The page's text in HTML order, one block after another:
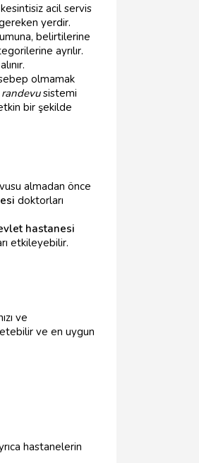
acil servis
yerdir.
belirtilerine
ayrılır.
olmamak
sistemi
bir şekilde
almadan önce
doktorları
hastanesi
etkileyebilir.
ve
ve en uygun
hastanelerin